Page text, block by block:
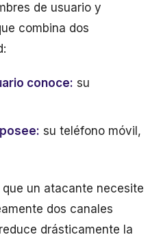
de usuario y
combina dos
conoce: su
su teléfono móvil,
un atacante necesite
dos canales
drásticamente la